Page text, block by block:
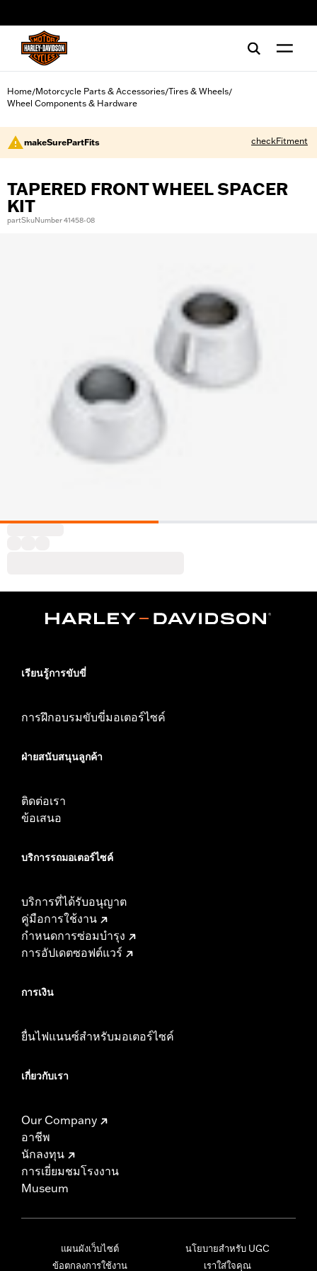
Home/Motorcycle Parts & Accessories/Tires & Wheels/
Wheel Components & Hardware
makeSurePartFits checkFitment
TAPERED FRONT WHEEL SPACER
KIT
partSkuNumber 41458-08
เรียนรู้การขับขี่
การฝึกอบรมขับขี่มอเตอร์ไซค์
ฝ่ายสนับสนุนลูกค้า
ติดต่อเรา
ข้อเสนอ
บริการรถมอเตอร์ไซค์​
บริการที่ได้รับอนุญาต
คู่มือการใช้งาน
กำหนดการซ่อมบำรุง
การอัปเดตซอฟต์แวร์
การเงิน
ยื่นไฟแนนซ์สำหรับมอเตอร์ไซค์
เกี่ยวกับเรา
Our Company
อาชีพ
นักลงทุน
การเยี่ยมชมโรงงาน
Museum
แผนผังเว็บไซต์
ข้อตกลงการใช้งาน
นโยบายสำหรับ UGC
เราใส่ใจคุณ